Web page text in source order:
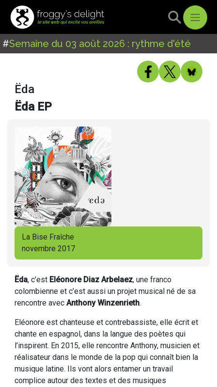
#Semaine du 03 août 2026 : rythme d'été
Ëda
Ëda EP
La Bise Fraîche
novembre 2017
Ëda, c’est Eléonore Diaz Arbelaez, une franco
colombienne et c’est aussi un projet musical né de sa
rencontre avec Anthony Winzenrieth.
Eléonore est chanteuse et contrebassiste, elle écrit et
chante en espagnol, dans la langue des poètes qui
l’inspirent. En 2015, elle rencontre Anthony, musicien et
réalisateur dans le monde de la pop qui connaît bien la
musique latine. Ils vont alors entamer un travail
complice autour des textes et des musiques